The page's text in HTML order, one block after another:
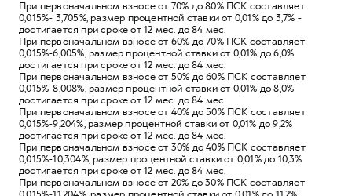
При первоначальном взносе от 70% до 80% ПСК составляет
0,015%- 3,705%, размер процентной ставки от 0,01% до 3,7% -
достигается при сроке от 12 мес. до 84 мес.
При первоначальном взносе от 60% до 70% ПСК составляет
0,015%-6,005%, размер процентной ставки от 0,01% до 6,0%
достигается при сроке от 12 мес. до 84 мес.
При первоначальном взносе от 50% до 60% ПСК составляет
0,015%-8,008%, размер процентной ставки от 0,01% до 8,0%
достигается при сроке от 12 мес. до 84 мес.
При первоначальном взносе от 40% до 50% ПСК составляет
0,015%-9,204%, размер процентной ставки от 0,01% до 9,2%
достигается при сроке от 12 мес. до 84 мес.
При первоначальном взносе от 30% до 40% ПСК составляет
0,015%-10,304%, размер процентной ставки от 0,01% до 10,3%
достигается при сроке от 12 мес. до 84 мес.
При первоначальном взносе от 20% до 30% ПСК составляет